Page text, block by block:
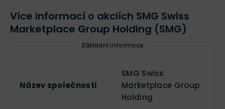
Více informací o akciích SMG Swiss
Marketplace Group Holding (SMG)
Základní informace
Název společnosti
SMG Swiss
Marketplace Group
Holding